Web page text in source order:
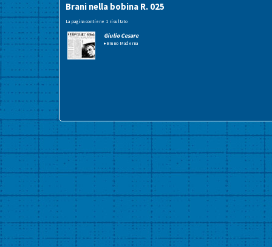
Brani nella bobina R. 025
La pagina contiene 1 risultato
Giulio Cesare
▸Bruno Maderna